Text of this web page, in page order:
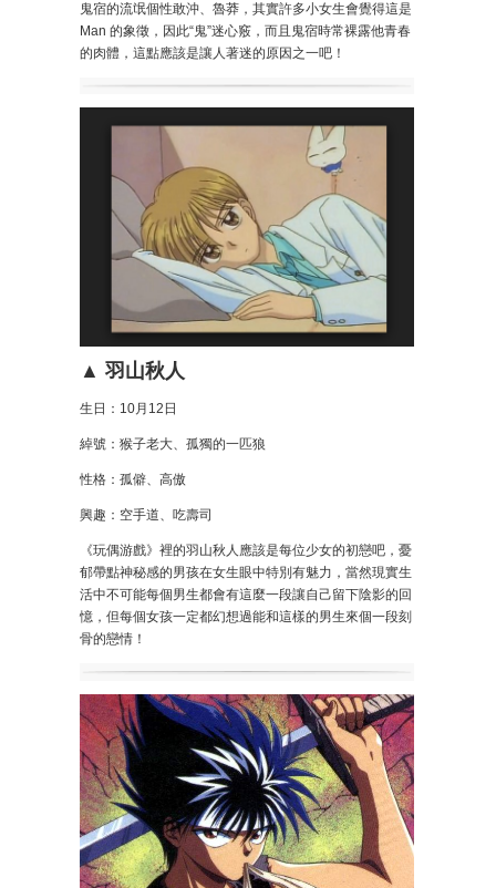
鬼宿的流氓個性敢沖、魯莽，其實許多小女生會覺得這是
Man 的象徵，因此“鬼”迷心竅，而且鬼宿時常裸露他青春
的肉體，這點應該是讓人著迷的原因之一吧！
▲ 羽山秋人
生日：10月12日
綽號：猴子老大、孤獨的一匹狼
性格：孤僻、高傲
興趣：空手道、吃壽司
《玩偶游戲》裡的羽山秋人應該是每位少女的初戀吧，憂
郁帶點神秘感的男孩在女生眼中特別有魅力，當然現實生
活中不可能每個男生都會有這麼一段讓自己留下陰影的回
憶，但每個女孩一定都幻想過能和這樣的男生來個一段刻
骨的戀情！